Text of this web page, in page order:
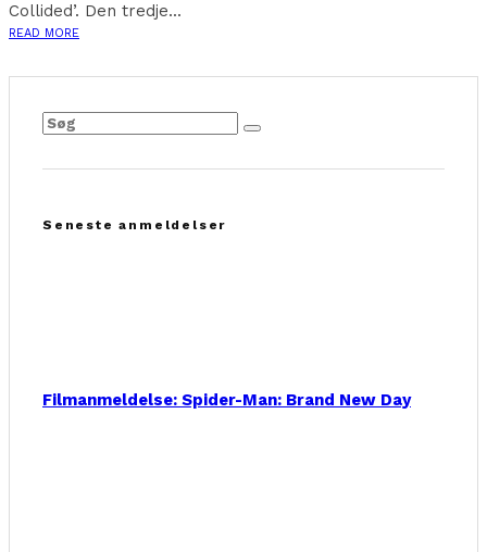
Collided’. Den tredje...
READ MORE
Seneste anmeldelser
Filmanmeldelse: Spider-Man: Brand New Day